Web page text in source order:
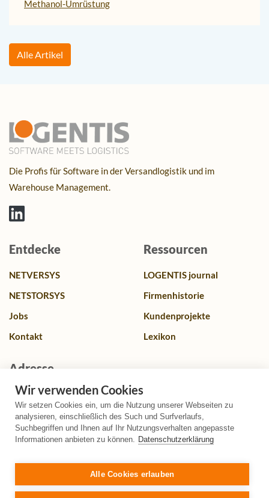
Wir verwenden Cookies
Wir setzen Cookies ein, um die Nutzung unserer Webseiten zu
analysieren, einschließlich des Such und Surfverlaufs,
Suchbegriffen und Ihnen auf Ihr Nutzungsverhalten angepasste
Informationen anbieten zu können. Datenschutzerklärung
Alle Cookies erlauben
Methanol-Umrüstung
Alle Artikel
Die Profis für Software in der Versandlogistik und im
Warehouse Management.
Entdecke
NETVERSYS
NETSTORSYS
Jobs
Kontakt
Ressourcen
LOGENTIS journal
Firmenhistorie
Kundenprojekte
Lexikon
Adresse
Franz-Lenz Str. 4, 49084 Osnabrück, Deutschland
+49 (0)541 580587 0
info@logentis.de